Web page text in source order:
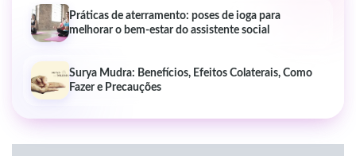
Práticas de aterramento: poses de ioga para
melhorar o bem-estar do assistente social
Surya Mudra: Benefícios, Efeitos Colaterais, Como
Fazer e Precauções